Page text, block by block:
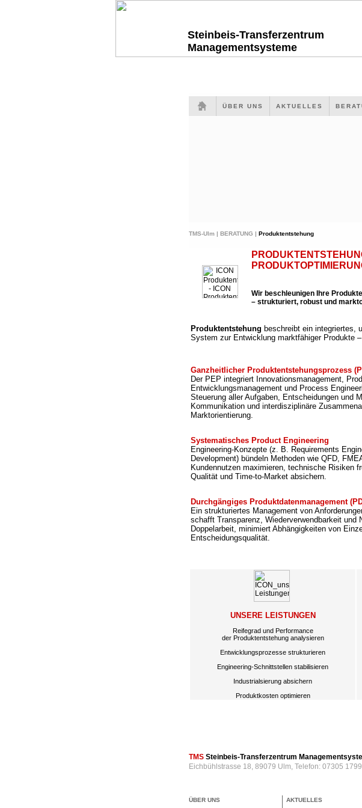
Steinbeis-Transferzentrum
Managementsysteme
ÜBER UNS AKTUELLES
TMS-Ulm | BERATUNG | Produktentstehung
Wir beschleunigen Ihre
– strukturiert, robust und
Produktentstehung beschreibt ein integriertes,
System zur Entwicklung marktfähiger Produkte –
Ganzheitlicher Produktentstehungsprozess
Der PEP integriert Innovationsmanagement,
Entwicklungsmanagement und Process
Steuerung aller Aufgaben, Entscheidungen und
Kommunikation und interdisziplinäre
Marktorientierung.
Systematisches Product Engineering
Engineering-Konzepte (z. B. Requirements
Development) bündeln Methoden wie QFD,
Kundennutzen maximieren, technische Risiken
Qualität und Time-to-Market absichern.
Durchgängiges Produktdatenmanagement
Ein strukturiertes Management von
schafft Transparenz, Wiederverwendbarkeit und
Doppelarbeit, minimiert Abhängigkeiten von
Entscheidungsqualität.
UNSERE LEISTUNGEN
Reifegrad und Performance
der Produktentstehung analysieren
Entwicklungsprozesse strukturieren
Engineering-Schnittstellen stabilisieren
Industrialsierung absichern
Produktkosten optimieren
TMS Steinbeis-Transferzentrum
Eichbühlstrasse 18, 89079 Ulm, Telefon: 07305
ÜBER UNS
AKTUELLES